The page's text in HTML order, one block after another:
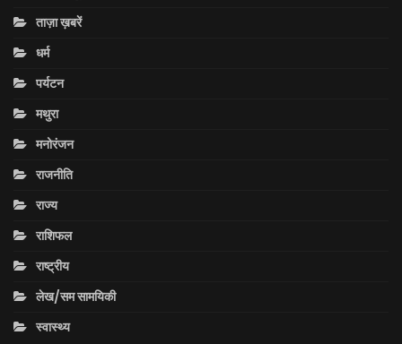
ताज़ा ख़बरें
धर्म
पर्यटन
मथुरा
मनोरंजन
राजनीति
राज्य
राशिफल
राष्ट्रीय
लेख/सम सामयिकी
स्वास्थ्य